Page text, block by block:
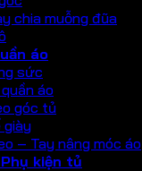
chia muỗng đũa
áo
sức
áo
góc tủ
giày
– Tay nâng móc áo
kiện tủ